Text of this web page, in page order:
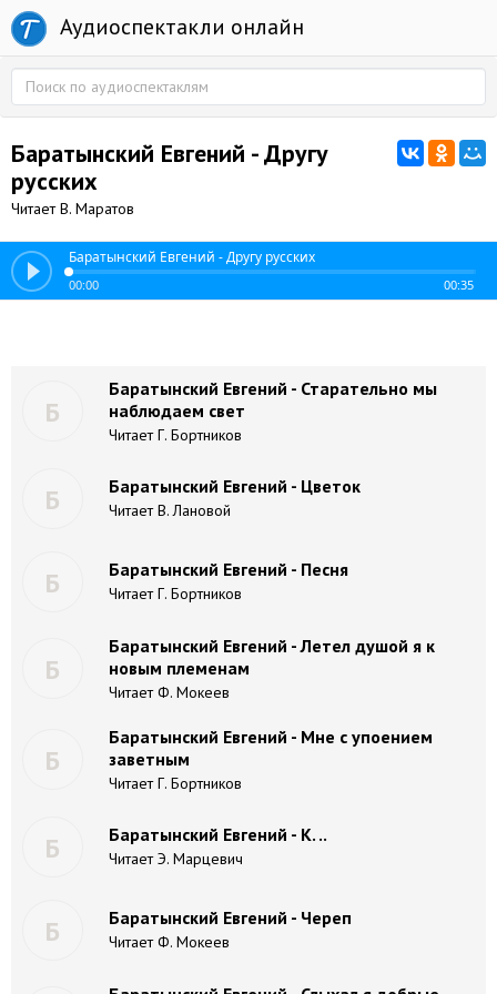
Аудиоспектакли онлайн
Баратынский Евгений - Другу
русских
Читает В. Маратов
Баратынский Евгений - Другу русских
00:00 00:35
Б
Баратынский Евгений - Старательно мы
наблюдаем свет
Читает Г. Бортников
Б Баратынский Евгений - Цветок
Читает В. Лановой
Б Баратынский Евгений - Песня
Читает Г. Бортников
Б
Баратынский Евгений - Летел душой я к
новым племенам
Читает Ф. Мокеев
Б
Баратынский Евгений - Мне с упоением
заветным
Читает Г. Бортников
Б Баратынский Евгений - К. ..
Читает Э. Марцевич
Б Баратынский Евгений - Череп
Читает Ф. Мокеев